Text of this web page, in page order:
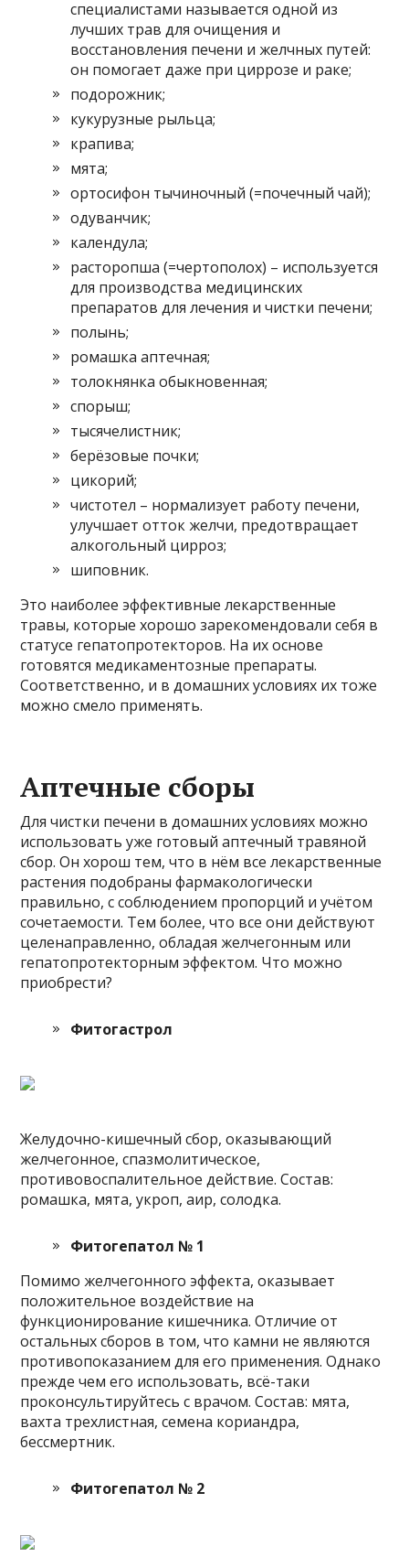
специалистами называется одной из
лучших трав для очищения и
восстановления печени и желчных путей:
он помогает даже при циррозе и раке;
подорожник;
кукурузные рыльца;
крапива;
мята;
ортосифон тычиночный (=почечный чай);
одуванчик;
календула;
расторопша (=чертополох) – используется
для производства медицинских
препаратов для лечения и чистки печени;
полынь;
ромашка аптечная;
толокнянка обыкновенная;
спорыш;
тысячелистник;
берёзовые почки;
цикорий;
чистотел – нормализует работу печени,
улучшает отток желчи, предотвращает
алкогольный цирроз;
шиповник.
Это наиболее эффективные лекарственные
травы, которые хорошо зарекомендовали себя в
статусе гепатопротекторов. На их основе
готовятся медикаментозные препараты.
Соответственно, и в домашних условиях их тоже
можно смело применять.
Аптечные сборы
Для чистки печени в домашних условиях можно
использовать уже готовый аптечный травяной
сбор. Он хорош тем, что в нём все лекарственные
растения подобраны фармакологически
правильно, с соблюдением пропорций и учётом
сочетаемости. Тем более, что все они действуют
целенаправленно, обладая желчегонным или
гепатопротекторным эффектом. Что можно
приобрести?
Фитогастрол
Желудочно-кишечный сбор, оказывающий
желчегонное, спазмолитическое,
противовоспалительное действие. Состав:
ромашка, мята, укроп, аир, солодка.
Фитогепатол № 1
Помимо желчегонного эффекта, оказывает
положительное воздействие на
функционирование кишечника. Отличие от
остальных сборов в том, что камни не являются
противопоказанием для его применения. Однако
прежде чем его использовать, всё-таки
проконсультируйтесь с врачом. Состав: мята,
вахта трехлистная, семена кориандра,
бессмертник.
Фитогепатол № 2